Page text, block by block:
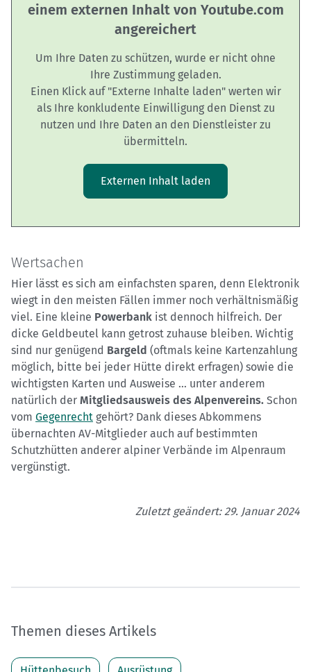
einem externen Inhalt von Youtube.com
angereichert
Um Ihre Daten zu schützen, wurde er nicht ohne
Ihre Zustimmung geladen.
Einen Klick auf "Externe Inhalte laden" werten wir
als Ihre konkludente Einwilligung den Dienst zu
nutzen und Ihre Daten an den Dienstleister zu
übermitteln.
Externen Inhalt laden
Wertsachen
Hier lässt es sich am einfachsten sparen, denn Elektronik
wiegt in den meisten Fällen immer noch verhältnismäßig
viel. Eine kleine Powerbank ist dennoch hilfreich. Der
dicke Geldbeutel kann getrost zuhause bleiben. Wichtig
sind nur genügend Bargeld (oftmals keine Kartenzahlung
möglich, bitte bei jeder Hütte direkt erfragen) sowie die
wichtigsten Karten und Ausweise ... unter anderem
natürlich der Mitgliedsausweis des Alpenvereins. Schon
vom Gegenrecht gehört? Dank dieses Abkommens
übernachten AV-Mitglieder auch auf bestimmten
Schutzhütten anderer alpiner Verbände im Alpenraum
vergünstigt.
Zuletzt geändert: 29. Januar 2024
Themen dieses Artikels